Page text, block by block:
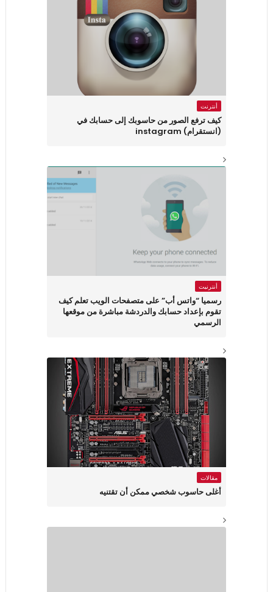
أنترنت
كيف ترفع الصور من حاسوبك إلى حسابك في
(انستقرام) instagram
أنترنيت
رسميا “واتس أب” على متصفحات الويب تعلم كيف
تقوم بإعداد حسابك والدردشة مباشرة من موقعها
الرسمي
مقالات
أغلى حاسوب شخصي ممكن أن تقتنيه